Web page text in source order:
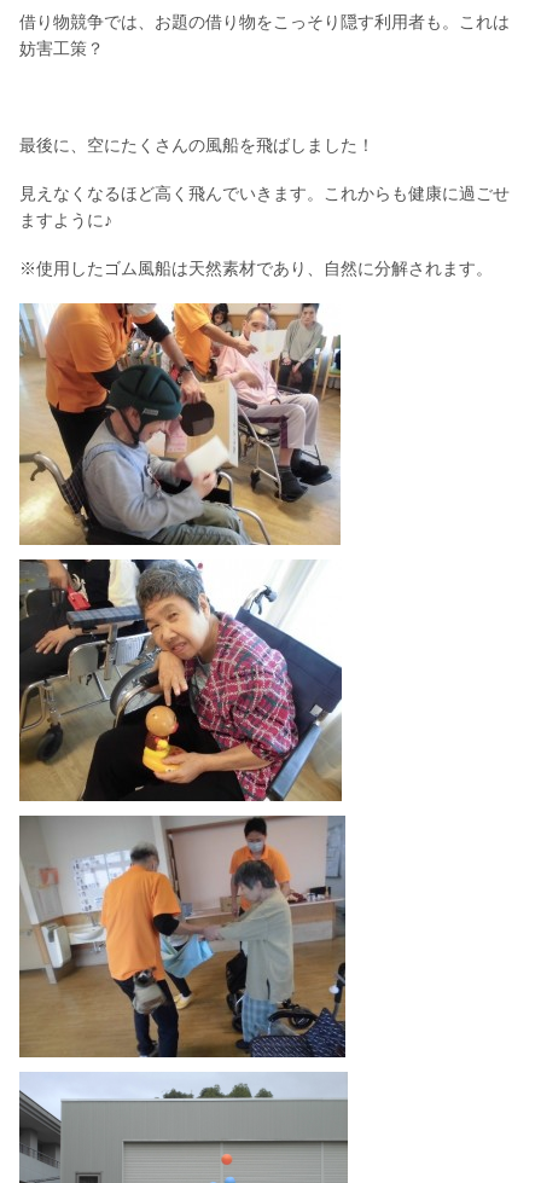
借り物競争では、お題の借り物をこっそり隠す利用者も。これは
妨害工策？
最後に、空にたくさんの風船を飛ばしました！
見えなくなるほど高く飛んでいきます。これからも健康に過ごせ
ますように♪
※使用したゴム風船は天然素材であり、自然に分解されます。